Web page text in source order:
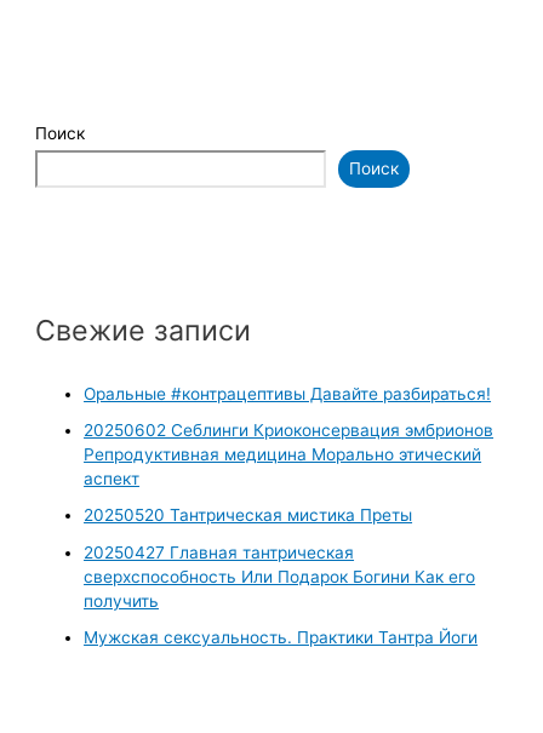
Поиск
Поиск
Свежие записи
Оральные #контрацептивы Давайте разбираться!
20250602 Себлинги Криоконсервация эмбрионов
Репродуктивная медицина Морально этический
аспект
20250520 Тантрическая мистика Преты
20250427 Главная тантрическая
сверхспособность Или Подарок Богини Как его
получить
Мужская сексуальность. Практики Тантра Йоги